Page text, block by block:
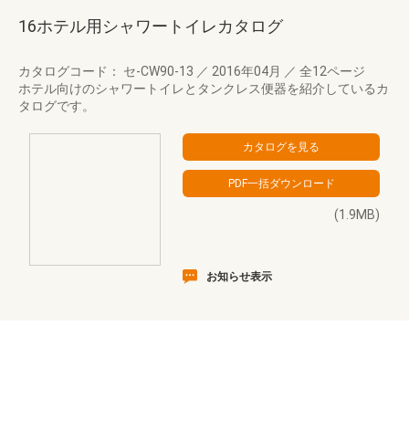
16ホテル用シャワートイレカタログ
カタログコード： セ-CW90-13 ／ 2016年04月 ／ 全12ページ
ホテル向けのシャワートイレとタンクレス便器を紹介しているカ
タログです。
(1.9MB)
お知らせ表示